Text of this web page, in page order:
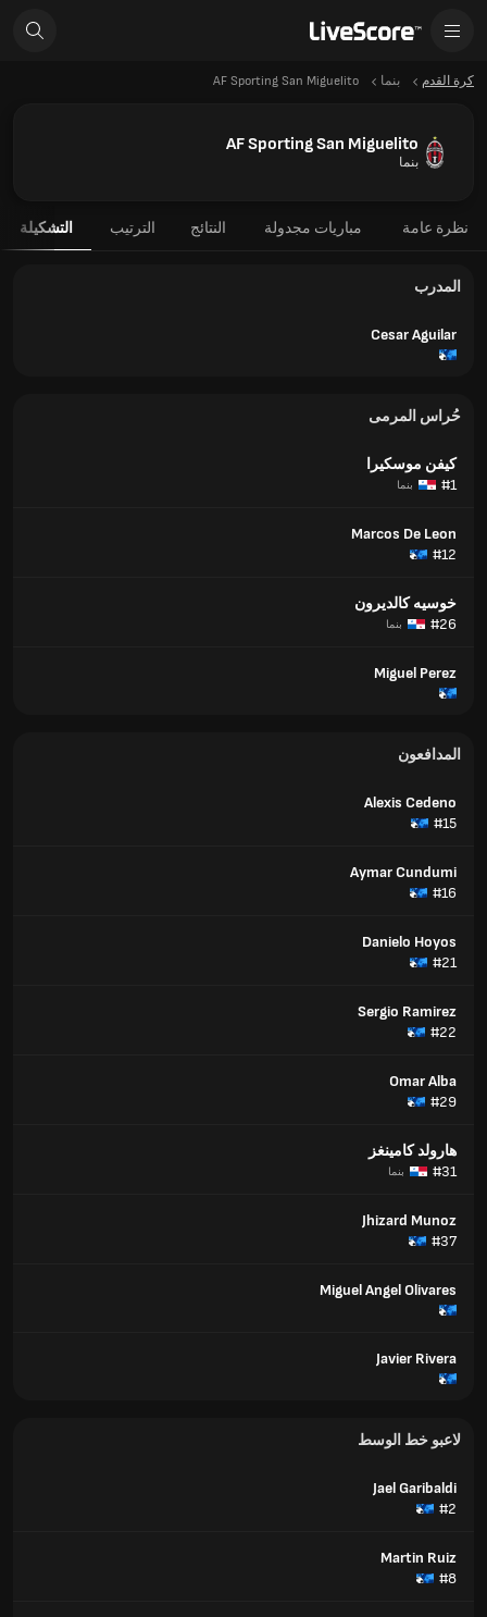
كرة القدم بنما AF Sporting San Miguelito
AF Sporting San Miguelito
بنما
نظرة عامة مباريات مجدولة النتائج الترتيب التشكيلة
المدرب
Cesar Aguilar
حُراس المرمى
كيفن موسكيرا
#1
بنما
Marcos De Leon
#12
خوسيه كالديرون
#26
بنما
Miguel Perez
المدافعون
Alexis Cedeno
#15
Aymar Cundumi
#16
Danielo Hoyos
#21
Sergio Ramirez
#22
Omar Alba
#29
هارولد كامينغز
#31
بنما
Jhizard Munoz
#37
Miguel Angel Olivares
Javier Rivera
لاعبو خط الوسط
Jael Garibaldi
#2
Martin Ruiz
#8